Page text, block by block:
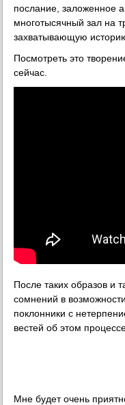
послание, заложенное
многотысячный зал на
захватывающую
Посмотреть это
сейчас.
После таких образов и
сомнений в
поклонники с
вестей об этом
Мне будет очень